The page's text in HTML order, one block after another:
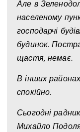
Але в
населеному
господарчі
будинок.
щастя, немає.
В інших
спокійно.
Сьогодні
Михайло